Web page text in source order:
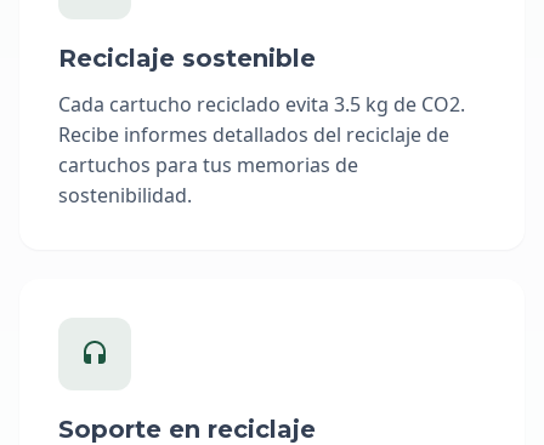
Reciclaje sostenible
Cada cartucho reciclado evita 3.5 kg de CO2.
Recibe informes detallados del reciclaje de
cartuchos para tus memorias de
sostenibilidad.
Soporte en reciclaje